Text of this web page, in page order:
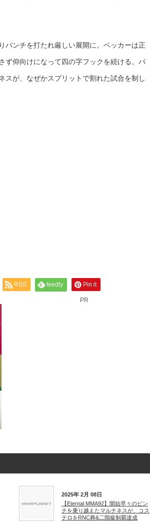
パンチを打たれ厳しい展開に。ベッカーは正
ず仰向けになって四の字フックを続ける。バ
スが、なぜかスプリットで割れた試合を制し
RSS feedly Pin it
PR
2025年 2月 08日
【Eternal MMA92】開始早々のピン
チを乗り越えたマルチネスが、コス
テロをRNC葬&二階級制覇達成